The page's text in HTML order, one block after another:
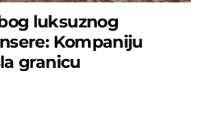
luksuznog
Kompaniju
granicu